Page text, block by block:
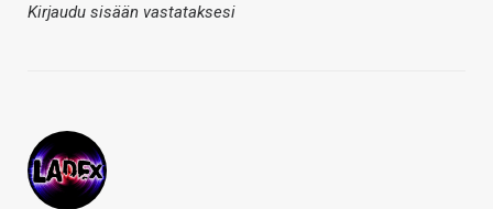
Kirjaudu sisään vastataksesi